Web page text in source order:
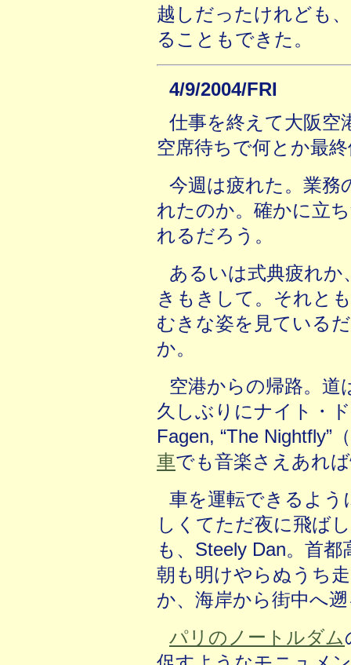
越しだったけれども、
ることもできた。
4/9/2004/FRI
仕事を終えて大阪空
空席待ちで何とか最
今週は疲れた。業務
れたのか。確かに立
れるだろう。
あるいは式典疲れ
きもきして。それと
むきな姿を見ている
か。
空港からの帰路。
久しぶりにナイト・
Fagen, “The Nightfly”
車でも音楽さえあれ
車を運転できるよ
しくてただ夜に飛ば
も、Steely Dan。首
朝も明けやらぬうち
か、海岸から街中へ
パリのノートルダム